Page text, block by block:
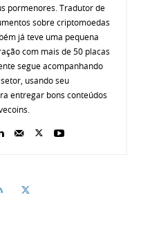
pormenores. Tradutor de
sobre criptomoedas
já teve uma pequena
com mais de 50 placas
segue acompanhando
usando seu
entregar bons conteúdos